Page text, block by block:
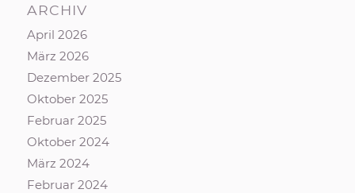
ARCHIV
April 2026
März 2026
Dezember 2025
Oktober 2025
Februar 2025
Oktober 2024
März 2024
Februar 2024